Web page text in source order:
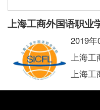
上海工商外国语职业
2019年
上海
上海